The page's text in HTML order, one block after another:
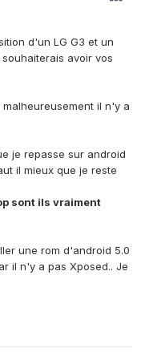
d'un LG G3 et un
avoir vos
il n'y a
je repasse sur android
il mieux que je reste
sont ils vraiment
une rom d'android 5.0
il n'y a pas Xposed.. Je